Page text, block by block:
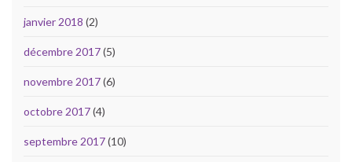
janvier 2018 (2)
décembre 2017(5)
novembre 2017(6)
octobre 2017(4)
septembre 2017(10)